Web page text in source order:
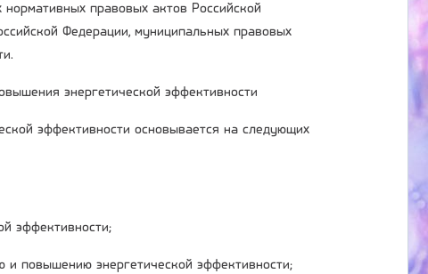
правовых актов Российской
Федерации, муниципальных правовых
энергетической эффективности
эффективности основывается на следующих
эффективности;
и повышению энергетической эффективности;